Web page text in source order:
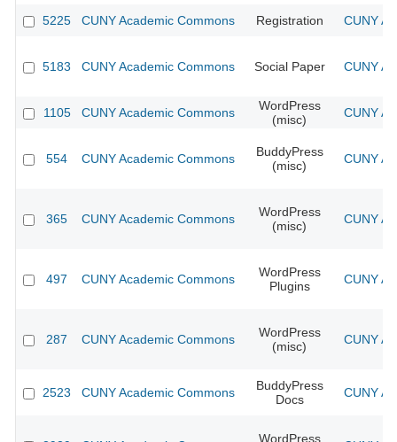
5225 CUNY Academic Commons Registration CUNY
5183 CUNY Academic Commons Social Paper CUNY
1105 CUNY Academic Commons
WordPress
(misc)
CUNY
554 CUNY Academic Commons
BuddyPress
(misc)
CUNY
365 CUNY Academic Commons
WordPress
(misc)
CUNY
497 CUNY Academic Commons
WordPress
Plugins
CUNY
287 CUNY Academic Commons
WordPress
(misc)
CUNY
2523 CUNY Academic Commons
BuddyPress
Docs
CUNY
WordPress